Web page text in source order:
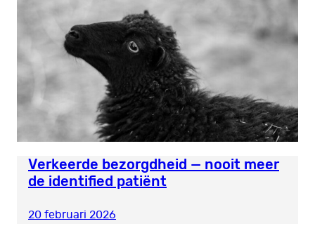
Verkeerde bezorgdheid — nooit meer
de identified patiënt
20 februari 2026